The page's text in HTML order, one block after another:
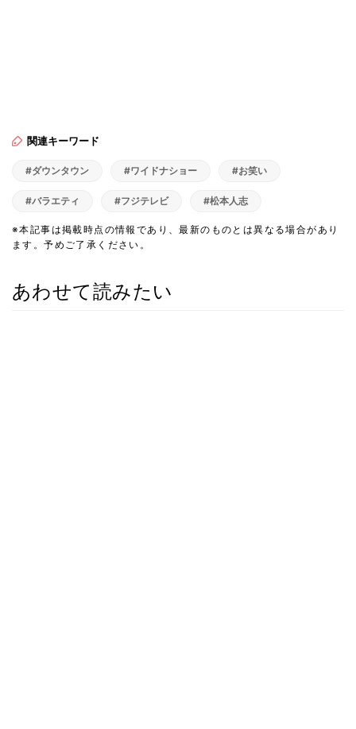
関連キーワード
#ダウンタウン #ワイドナショー #お笑い
#バラエティ #フジテレビ #松本人志
※本記事は掲載時点の情報であり、最新のものとは異なる場合があり
ます。予めご了承ください。
あわせて読みたい